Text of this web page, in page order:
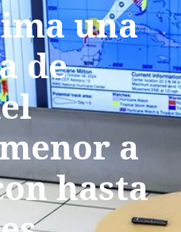
una
de
a
hasta